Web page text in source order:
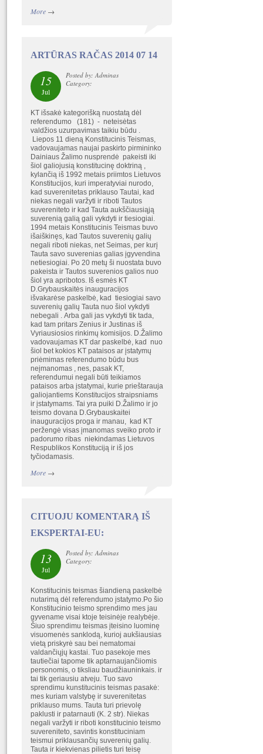
More→
ARTŪRAS RAČAS 2014 07 14
15
Jul
Posted by: Adminas
Category:
KT išsakė kategorišką nuostatą dėl
referendumo (181) - neteisėtas
valdžios uzurpavimas taikiu būdu .
Liepos 11 dieną Konstitucinis Teismas,
vadovaujamas naujai paskirto pirmininko
Dainiaus Žalimo nusprendė pakeisti iki
šiol galiojusią konstitucinę doktriną ,
kylančią iš 1992 metais priimtos Lietuvos
Konstitucijos, kuri imperatyviai nurodo,
kad suverenitetas priklauso Tautai, kad
niekas negali varžyti ir riboti Tautos
suvereniteto ir kad Tauta aukščiausiąją
suverenią galią gali vykdyti ir tiesiogiai.
1994 metais Konstitucinis Teismas buvo
išaiškinęs, kad Tautos suverenių galių
negali riboti niekas, net Seimas, per kurį
Tauta savo suverenias galias įgyvendina
netiesiogiai. Po 20 metų ši nuostata buvo
pakeista ir Tautos suverenios galios nuo
šiol yra apribotos. Iš esmės KT
D.Grybauskaitės inauguracijos
išvakarėse paskelbė, kad tiesiogiai savo
suverenių galių Tauta nuo šiol vykdyti
nebegali . Arba gali jas vykdyti tik tada,
kad tam pritars Zenius ir Justinas iš
Vyriausiosios rinkimų komisijos. D.Žalimo
vadovaujamas KT dar paskelbė, kad nuo
šiol bet kokios KT pataisos ar įstatymų
priėmimas referendumo būdu bus
neįmanomas , nes, pasak KT,
referendumui negali būti teikiamos
pataisos arba įstatymai, kurie prieštarauja
galiojantiems Konstitucijos straipsniams
ir įstatymams. Tai yra puiki D.Žalimo ir jo
teismo dovana D.Grybauskaitei
inauguracijos proga ir manau, kad KT
peržengė visas įmanomas sveiko proto ir
padorumo ribas niekindamas Lietuvos
Respublikos Konstituciją ir iš jos
tyčiodamasis.
More→
CITUOJU KOMENTARĄ IŠ
EKSPERTAI-EU:
13
Jul
Posted by: Adminas
Category:
Konstitucinis teismas šiandieną paskelbė
nutarimą dėl referendumo įstatymo.Po šio
Konstitucinio teismo sprendimo mes jau
gyvename visai ktoje teisinėje realybėje.
Šiuo sprendimu teismas įteisino luominę
visuomenės sanklodą, kurioj aukšiausias
vietą priskyrė sau bei nematomai
valdančiųjų kastai. Tuo pasekoje mes
tautiečiai tapome tik aptarnaujančiiomis
personomis, o tiksliau baudžiauninkais. ir
tai tik geriausiu atveju. Tuo savo
sprendimu kunstitucinis teismas pasakė:
mes kuriam valstybę ir suverenitetas
priklauso mums. Tauta turi prievolę
paklusti ir patarnauti (K. 2 str). Niekas
negali varžyti ir riboti konstitucinio teismo
suvereniteto, savintis konstituciniam
teismui priklausančių suverenių galių.
Tauta ir kiekvienas pilietis turi teisę